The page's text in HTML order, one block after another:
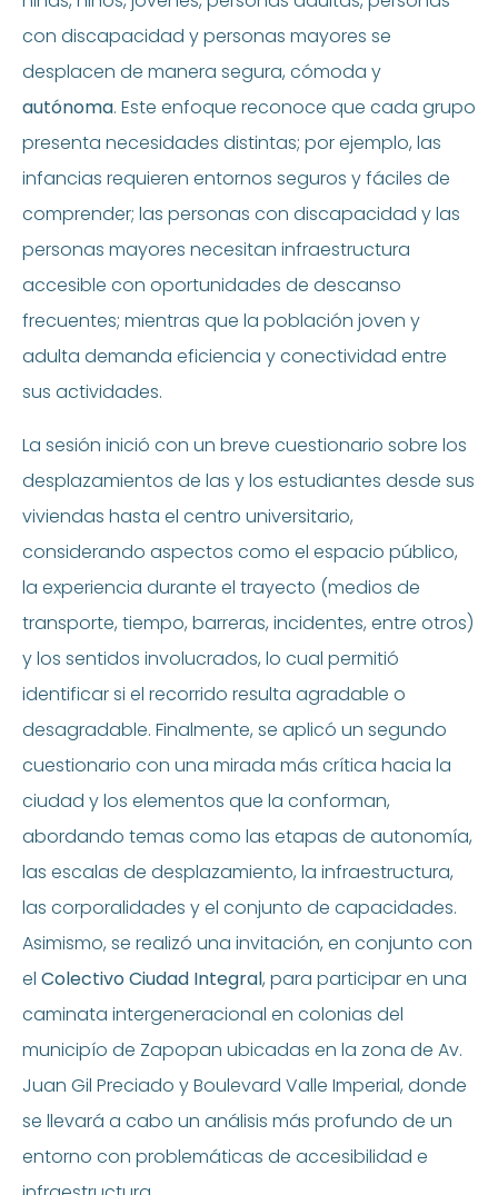
con discapacidad y personas mayores se
desplacen de manera segura, cómoda y
autónoma. Este enfoque reconoce que cada grupo
presenta necesidades distintas; por ejemplo, las
infancias requieren entornos seguros y fáciles de
comprender; las personas con discapacidad y las
personas mayores necesitan infraestructura
accesible con oportunidades de descanso
frecuentes; mientras que la población joven y
adulta demanda eficiencia y conectividad entre
sus actividades.
La sesión inició con un breve cuestionario sobre los
desplazamientos de las y los estudiantes desde sus
viviendas hasta el centro universitario,
considerando aspectos como el espacio público,
la experiencia durante el trayecto (medios de
transporte, tiempo, barreras, incidentes, entre otros)
y los sentidos involucrados, lo cual permitió
identificar si el recorrido resulta agradable o
desagradable. Finalmente, se aplicó un segundo
cuestionario con una mirada más crítica hacia la
ciudad y los elementos que la conforman,
abordando temas como las etapas de autonomía,
las escalas de desplazamiento, la infraestructura,
las corporalidades y el conjunto de capacidades.
Asimismo, se realizó una invitación, en conjunto con
el Colectivo Ciudad Integral, para participar en una
caminata intergeneracional en colonias del
municipío de Zapopan ubicadas en la zona de Av.
Juan Gil Preciado y Boulevard Valle Imperial, donde
se llevará a cabo un análisis más profundo de un
entorno con problemáticas de accesibilidad e